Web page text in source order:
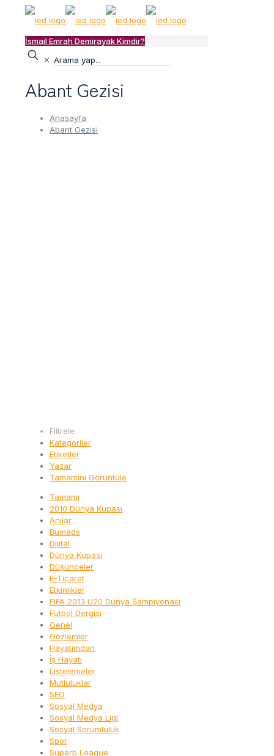
İsmail Emrah Demirayak Kimdir?
✕
Abant Gezisi
Anasayfa
Abant Gezisi
Filtrele
Kategoriler
Etiketler
Yazar
Tamamını Görüntüle
Tamamı
2010 Dünya Kupası
Anılar
Bumads
Dijital
Dünya Kupası
Düşünceler
E-Ticaret
Etkinlikler
FIFA 2013 U20 Dünya Şampiyonası
Futbol Dergisi
Genel
Gözlemler
Hayatımdan
İş Hayatı
Listelemeler
Mutluluklar
SEO
Sosyal Medya
Sosyal Medya Ligi
Sosyal Sorumluluk
Spor
Superb League